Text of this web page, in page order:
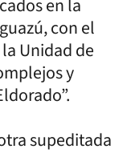
en la
con el
Unidad de
y
supeditada